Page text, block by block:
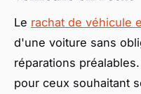
Le rachat de véhicule
d'une voiture sans
réparations
pour ceux souhaitant